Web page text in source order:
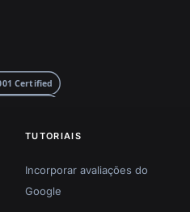
TUTORIAIS
Incorporar avaliações do
Google